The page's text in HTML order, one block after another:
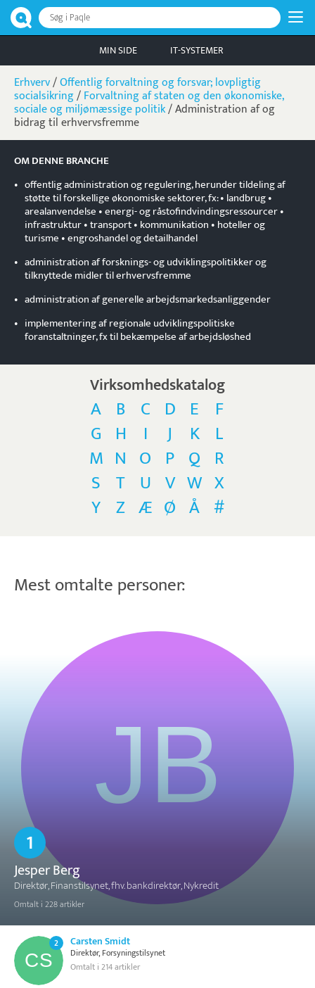
Søg i Paqle
MIN SIDE IT-SYSTEMER
Erhverv/Offentlig forvaltning og forsvar; lovpligtig
socialsikring/Forvaltning af staten og den økonomiske,
sociale og miljømæssige politik/Administration af og
bidrag til erhvervsfremme
OM DENNE BRANCHE
• offentlig administration og regulering, herunder tildeling af
støtte til forskellige økonomiske sektorer, fx: • landbrug •
arealanvendelse • energi- og råstofindvindingsressourcer •
infrastruktur • transport • kommunikation • hoteller og
turisme • engroshandel og detailhandel
• administration af forsknings- og udviklingspolitikker og
tilknyttede midler til erhvervsfremme
• administration af generelle arbejdsmarkedsanliggender
• implementering af regionale udviklingspolitiske
foranstaltninger, fx til bekæmpelse af arbejdsløshed
Virksomhedskatalog
A B C D E
F
G H I J K L
M N O P Q R
S T U V W X
Y Z Æ Ø Å #
Mest omtalte personer:
1
Jesper Berg
Direktør, Finanstilsynet, fhv. bankdirektør, Nykredit
Omtalt i 228 artikler
2 Carsten Smidt
Direktør, Forsyningstilsynet
Omtalt i 214 artikler